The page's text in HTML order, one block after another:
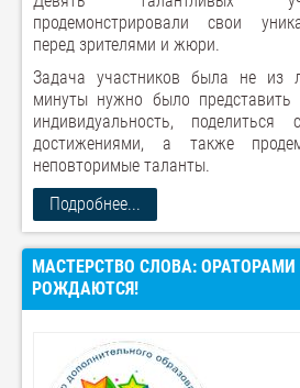
продемонстрировали свои
перед зрителями и жюри.
Задача участников была не из
минуты нужно было
индивидуальность,
достижениями, а также
неповторимые таланты.
Подробнее...
МАСТЕРСТВО СЛОВА: ОРАТОРАМИ
РОЖДАЮТСЯ!